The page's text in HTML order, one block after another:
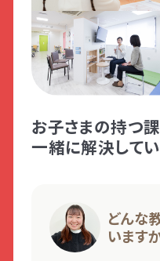
お子さまの持つ
一緒に解決して
どんな
います